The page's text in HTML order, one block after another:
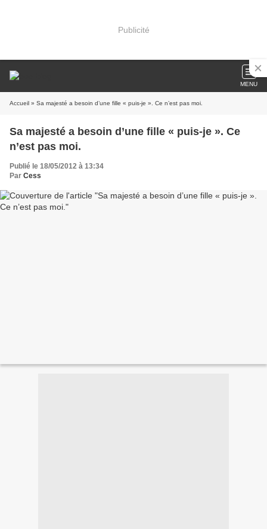
Publicité
MENU
Accueil » Sa majesté a besoin d’une fille « puis-je ». Ce n’est pas moi.
Sa majesté a besoin d’une fille « puis-je ». Ce
n’est pas moi.
Publié le 18/05/2012 à 13:34
Par Cess